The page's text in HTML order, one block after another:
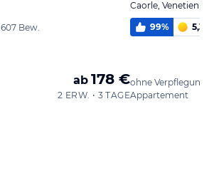
607 Bew.
ab 178 €
2 ERW. • 3 TAGE
Caorle, Venetien
99% 5,3
ohne Verpflegung
Appartement